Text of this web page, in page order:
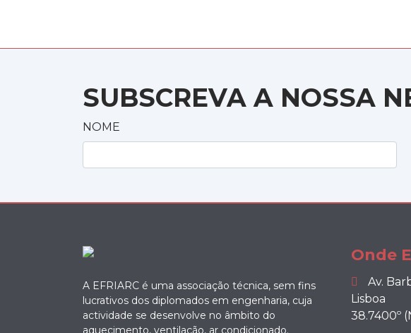
SUBSCREVA A NOSSA
NOME
A EFRIARC é uma associação técnica, sem fins
lucrativos dos diplomados em engenharia, cuja
actividade se desenvolve no âmbito do
aquecimento, ventilação, ar condicionado.
Onde
Av.
Lisboa
38.7400º